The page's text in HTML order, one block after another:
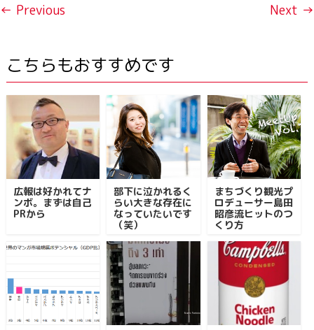
← Previous Next →
こちらもおすすめです
広報は好かれてナ
ンボ。まずは自己
PRから
部下に泣かれるく
らい大きな存在に
なっていたいです
（笑）
まちづくり観光プ
ロデューサー島田
昭彦流ヒットのつ
くり方